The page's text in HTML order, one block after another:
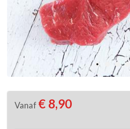
Vanaf € 8,90